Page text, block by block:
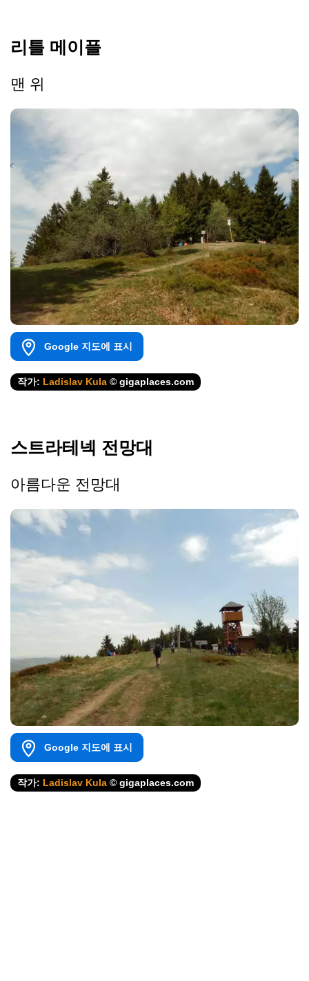
리틀 메이플
맨 위
Google 지도에 표시
작가: Ladislav Kula © gigaplaces.com
스트라테넥 전망대
아름다운 전망대
Google 지도에 표시
작가: Ladislav Kula © gigaplaces.com